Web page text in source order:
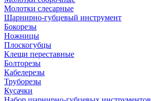
Молотки слесарные
Шарнирно-губцевый инструмент
Бокорезы
Ножницы
Плоскогубцы
Клещи переставные
Болторезы
Кабелерезы
Труборезы
Кусачки